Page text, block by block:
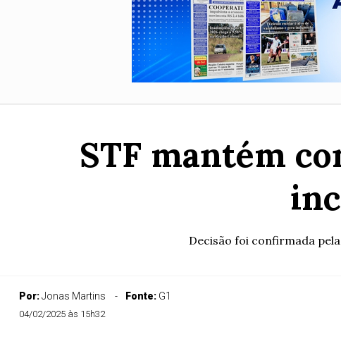
STF mantém
Decisão foi confirmada
Por:Jonas Martins Fonte: G1
04/02/2025 às 15h32